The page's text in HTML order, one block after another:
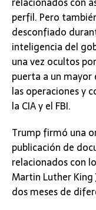
perfil. Pero
desconfiado
inteligencia del
una vez ocultos
puerta a un mayor
las operaciones y
la CIA y el FBI.
Trump firmó una
publicación de
relacionados con
Martin Luther King
dos meses de